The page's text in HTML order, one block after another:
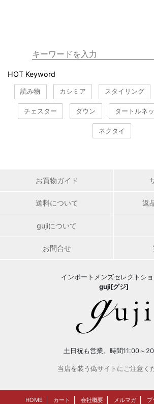
HOT Keyword
読み物 カシミア スタイリング
チェスター ダウン タートルネ
ネクタイ
お買物ガイド
送料について 返
gujiについて
お問合せ
インポートメンズセレクトシ
guji[グジ]
土日祝も営業。時間11:00～
当店を装う偽サイトにご注意く
HOME カート 会社概要 メルマガ プ